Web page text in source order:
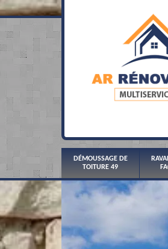
DÉMOUSSAGE DE
TOITURE 49